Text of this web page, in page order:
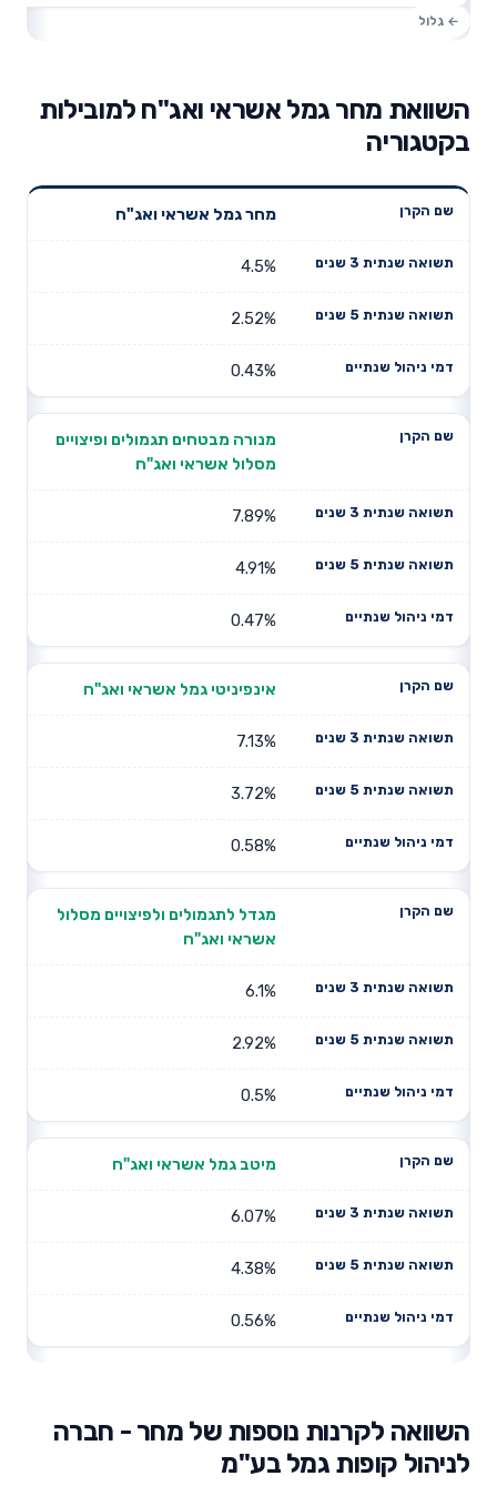
השוואת מחר גמל אשראי ואג"ח למובילות
בקטגוריה
שנים
תשואה
מחר גמל אשראי ואג"ח
4.5%
2.52%
0.43%
מנורה מבטחים תגמולים ופיצויים
מסלול אשראי ואג"ח
7.89%
4.91%
0.47%
אינפיניטי גמל אשראי ואג"ח
7.13%
3.72%
0.58%
מגדל לתגמולים ולפיצויים מסלול
אשראי ואג"ח
6.1%
2.92%
0.5%
מיטב גמל אשראי ואג"ח
6.07%
4.38%
0.56%
השוואה לקרנות נוספות של מחר - חברה
לניהול קופות גמל בע"מ